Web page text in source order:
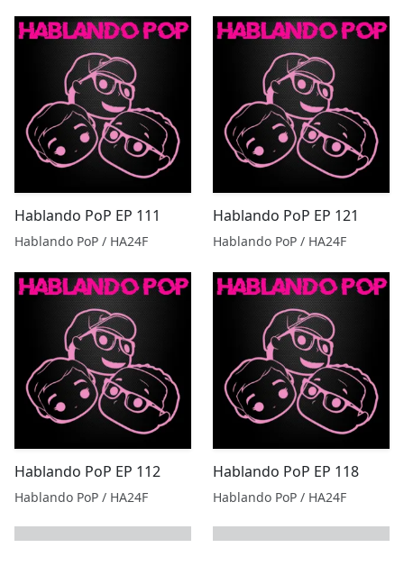
Hablando PoP EP 111
Hablando PoP / HA24F
Hablando PoP EP 121
Hablando PoP / HA24F
Hablando PoP EP 112
Hablando PoP / HA24F
Hablando PoP EP 118
Hablando PoP / HA24F